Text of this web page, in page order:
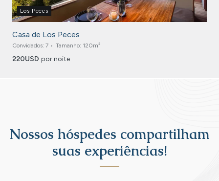
Los Peces
Casa de Los Peces
Convidados: 7 Tamanho: 120m²
220USD por noite
Nossos hóspedes compartilham
suas experiências!